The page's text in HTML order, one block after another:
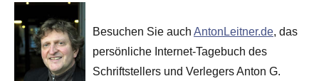
Besuchen Sie auch AntonLeitner.de, das
persönliche Internet-Tagebuch des
Schriftstellers und Verlegers Anton G.